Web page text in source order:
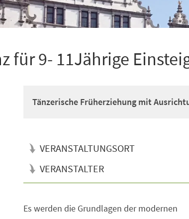
für 9- 11Jährige
Tänzerische Früherziehung mit
VERANSTALTUNGSORT
VERANSTALTER
Es werden die Grundlagen der modernen